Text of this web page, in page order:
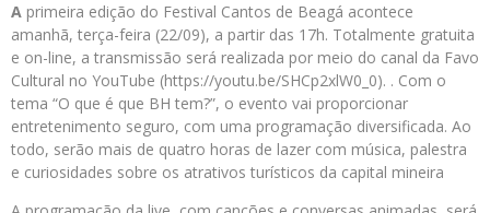
A primeira edição do Festival Cantos de Beagá acontece
amanhã, terça-feira (22/09), a partir das 17h. Totalmente gratuita
e on-line, a transmissão será realizada por meio do canal da Favo
Cultural no YouTube (https://youtu.be/SHCp2xlW0_0). . Com o
tema “O que é que BH tem?”, o evento vai proporcionar
entretenimento seguro, com uma programação diversificada. Ao
todo, serão mais de quatro horas de lazer com música, palestra
e curiosidades sobre os atrativos turísticos da capital mineira